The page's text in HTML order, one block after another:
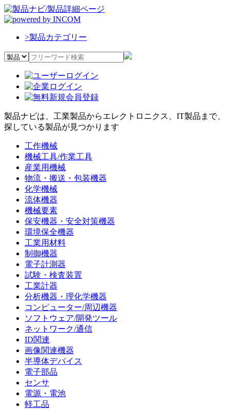
>製品カテゴリー
製品ナビは、工業製品からエレクトロニクス、IT製品まで、
探している製品が見つかります
工作機械
機械工具/作業工具
産業用機械
物流・搬送・包装機器
化学機械
流体機器
機械要素
保安機器・安全対策機器
環境保全機器
工業用材料
制御機器
電子計測器
試験・検査装置
工業計器
分析機器・理化学機器
コンピューター/周辺機器
ソフトウェア/開発ツール
ネットワーク/通信
ID関連
画像関連機器
半導体デバイス
電子部品
センサ
電源・電池
軽工品